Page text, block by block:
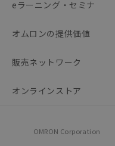
eラーニング・セミナ
オムロンの提供価値
販売ネットワーク
オンラインストア
OMRON Corporation